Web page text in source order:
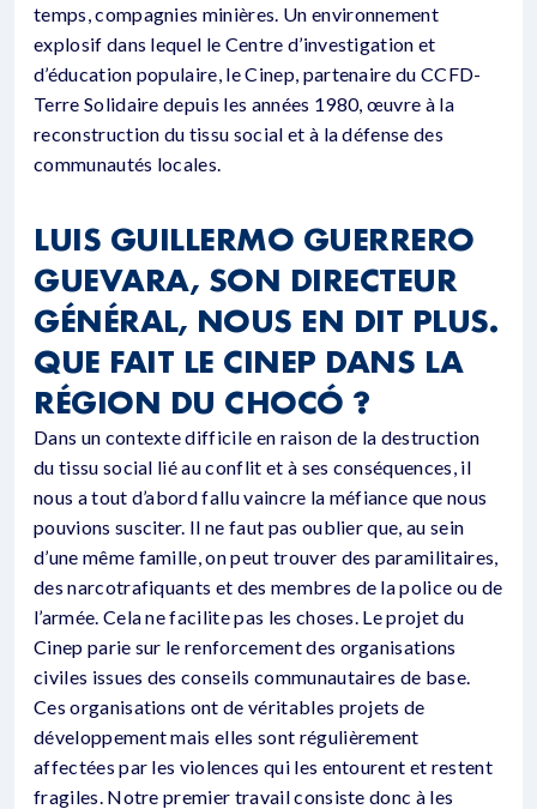
temps, compagnies minières. Un environnement
explosif dans lequel le Centre d’investigation et
d’éducation populaire, le Cinep, partenaire du CCFD-
Terre Solidaire depuis les années 1980, œuvre à la
reconstruction du tissu social et à la défense des
communautés locales.
LUIS GUILLERMO GUERRERO
GUEVARA, SON DIRECTEUR
GÉNÉRAL, NOUS EN DIT PLUS.
QUE FAIT LE CINEP DANS LA
RÉGION DU CHOCÓ ?
Dans un contexte difficile en raison de la destruction
du tissu social lié au conflit et à ses conséquences, il
nous a tout d’abord fallu vaincre la méfiance que nous
pouvions susciter. Il ne faut pas oublier que, au sein
d’une même famille, on peut trouver des paramilitaires,
des narcotrafiquants et des membres de la police ou de
l’armée. Cela ne facilite pas les choses. Le projet du
Cinep parie sur le renforcement des organisations
civiles issues des conseils communautaires de base.
Ces organisations ont de véritables projets de
développement mais elles sont régulièrement
affectées par les violences qui les entourent et restent
fragiles. Notre premier travail consiste donc à les